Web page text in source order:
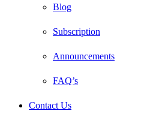
Blog
Subscription
Announcements
FAQ’s
Contact Us